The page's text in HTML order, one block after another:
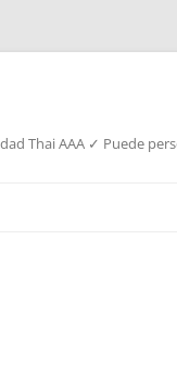
Thai AAA ✓ Puede